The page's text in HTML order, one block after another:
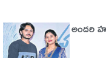
అందరి